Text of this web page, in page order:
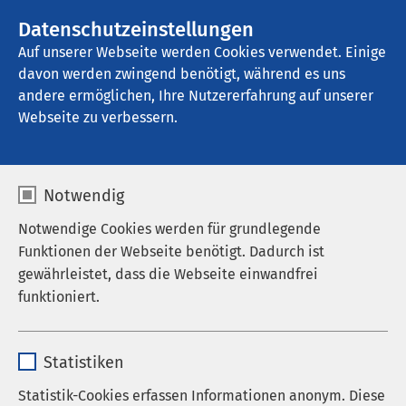
Datenschutzeinstellungen
Auf unserer Webseite werden Cookies verwendet. Einige
davon werden zwingend benötigt, während es uns
andere ermöglichen, Ihre Nutzererfahrung auf unserer
Webseite zu verbessern.
Notwendig
Notwendige Cookies werden für grundlegende
Funktionen der Webseite benötigt. Dadurch ist
gewährleistet, dass die Webseite einwandfrei
funktioniert.
Anbieter sgalinski
Statistiken
Statistik-Cookies erfassen Informationen anonym. Diese
AMEOS Seeklinikum Brunnen - Ambulante
Dienste
In 60 Minuten...
Psychoedukation für
Fachkräfte - Stationäre
Eingliederungshilfe
20.11.2026|